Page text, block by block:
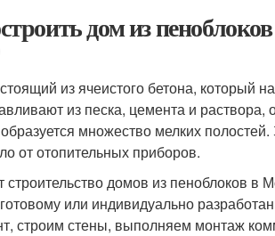
дом из
из ячеистого бетона, который
из песка, цемента и
множество мелких
от отопительных приборов.
домов из пеноблоков в
или индивидуально
строим стены, выполняем монтаж